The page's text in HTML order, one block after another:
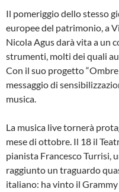
Il pomeriggio dello stesso
europee del patrimonio, a
Nicola Agus darà vita a un
strumenti, molti dei quali
Con il suo progetto
messaggio di
musica.
La musica live tornerà
mese di ottobre. Il 18 il
pianista Francesco Turrisi,
raggiunto un traguardo
italiano: ha vinto il